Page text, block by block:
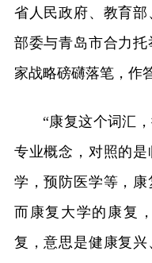
省人民政府、教育
部委与青岛市合力
家战略磅礴落笔，作
“康复这个词汇
专业概念，对照的
学，预防医学等，康
而康复大学的康复
复，意思是健康复